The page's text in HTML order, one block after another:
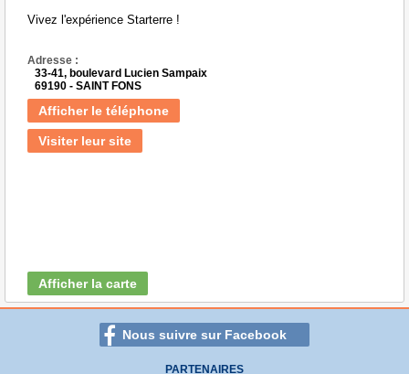
Vivez l'expérience Starterre !
Adresse :
33-41, boulevard Lucien Sampaix
69190 - SAINT FONS
Afficher le téléphone
Visiter leur site
Afficher la carte
Nous suivre sur Facebook
PARTENAIRES